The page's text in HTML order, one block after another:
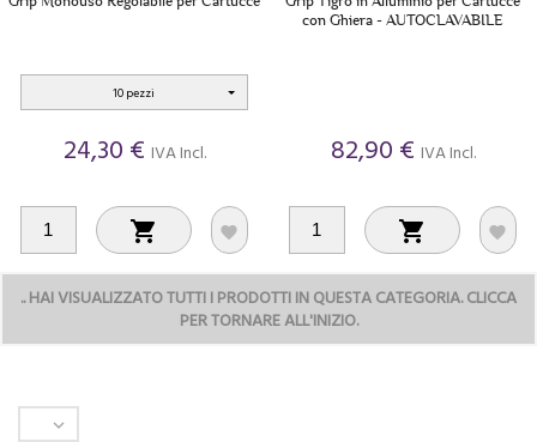
10 pezzi
24,30 € IVA Incl.
 
con Ghiera - AUTOCLAVABILE
82,90 € IVA Incl.
 
..HAI VISUALIZZATO TUTTI I PRODOTTI IN QUESTA CATEGORIA. CLICCA
PER TORNARE ALL'INIZIO.
